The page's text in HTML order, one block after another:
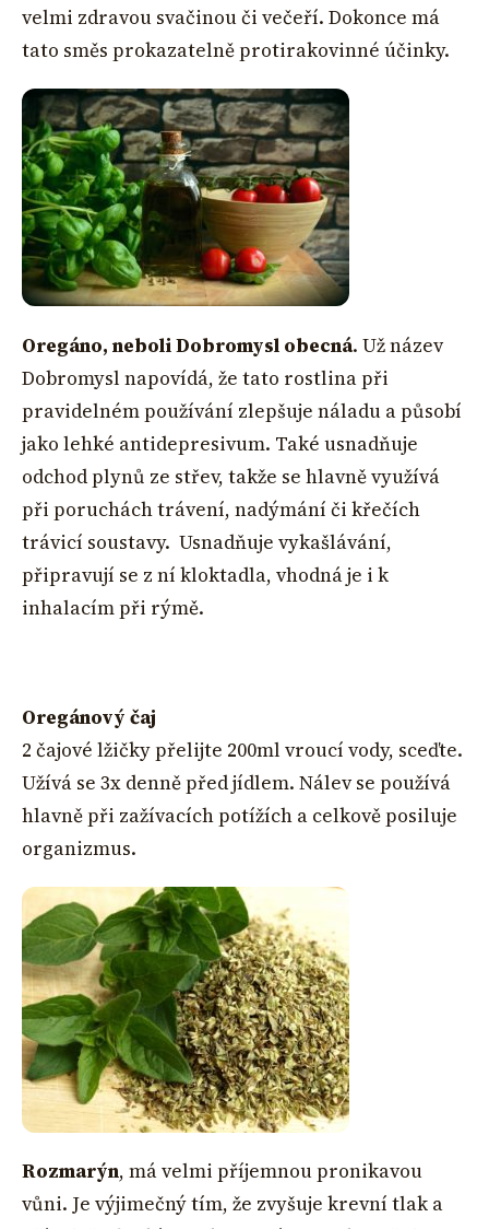
velmi zdravou svačinou či večeří. Dokonce má
tato směs prokazatelně protirakovinné účinky.
Oregáno, neboli Dobromysl obecná. Už název
Dobromysl napovídá, že tato rostlina při
pravidelném používání zlepšuje náladu a působí
jako lehké antidepresivum. Také usnadňuje
odchod plynů ze střev, takže se hlavně využívá
při poruchách trávení, nadýmání či křečích
trávicí soustavy. Usnadňuje vykašlávání,
připravují se z ní kloktadla, vhodná je i k
inhalacím při rýmě.
Oregánový čaj
2 čajové lžičky přelijte 200ml vroucí vody, sceďte.
Užívá se 3x denně před jídlem. Nálev se používá
hlavně při zažívacích potížích a celkově posiluje
organizmus.
Rozmarýn, má velmi příjemnou pronikavou
vůni. Je výjimečný tím, že zvyšuje krevní tlak a